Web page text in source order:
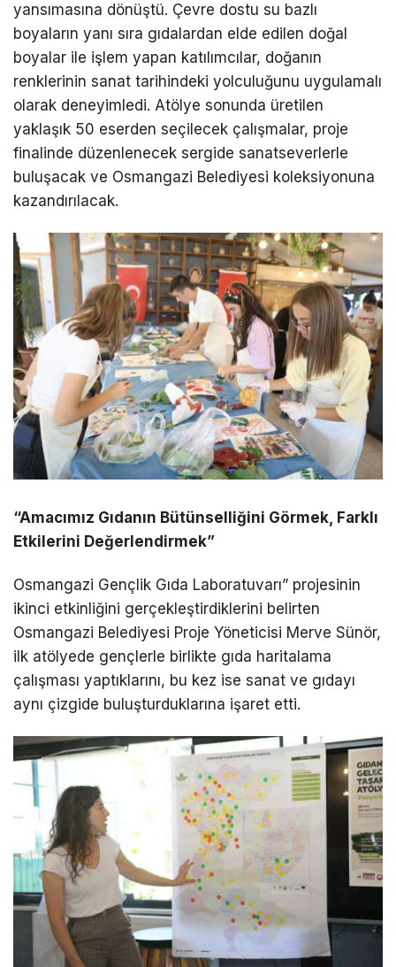
yansımasına dönüştü. Çevre dostu su bazlı
boyaların yanı sıra gıdalardan elde edilen doğal
boyalar ile işlem yapan katılımcılar, doğanın
renklerinin sanat tarihindeki yolculuğunu uygulamalı
olarak deneyimledi. Atölye sonunda üretilen
yaklaşık 50 eserden seçilecek çalışmalar, proje
finalinde düzenlenecek sergide sanatseverlerle
buluşacak ve Osmangazi Belediyesi koleksiyonuna
kazandırılacak.
“Amacımız Gıdanın Bütünselliğini Görmek, Farklı
Etkilerini Değerlendirmek”
Osmangazi Gençlik Gıda Laboratuvarı” projesinin
ikinci etkinliğini gerçekleştirdiklerini belirten
Osmangazi Belediyesi Proje Yöneticisi Merve Sünör,
ilk atölyede gençlerle birlikte gıda haritalama
çalışması yaptıklarını, bu kez ise sanat ve gıdayı
aynı çizgide buluşturduklarına işaret etti.